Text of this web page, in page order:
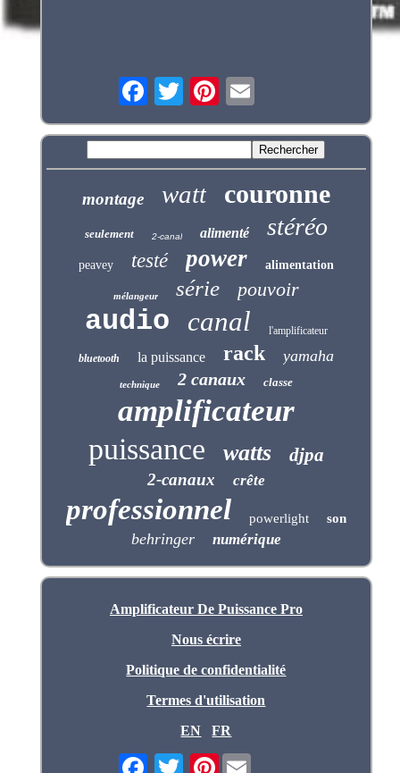
montage watt couronne
seulement 2-canal alimenté stéréo
peavey testé power alimentation
mélangeur série pouvoir
audio canal l'amplificateur
bluetooth la puissance rack yamaha
technique 2 canaux classe
amplificateur
puissance watts djpa
2-canaux crête
professionnel powerlight son
behringer numérique
Amplificateur De Puissance Pro
Nous écrire
Politique de confidentialité
Termes d'utilisation
EN
FR
Pinterest